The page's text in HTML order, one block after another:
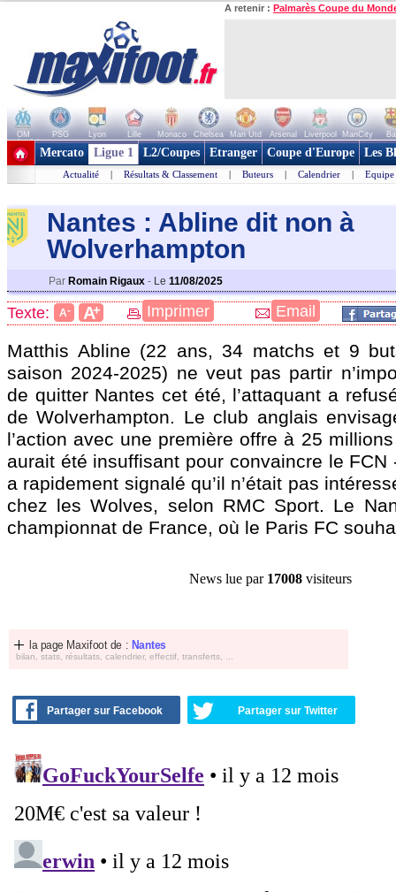
A retenir : Palmarès Coupe du
OM PSG Lyon Lille Monaco Chelsea Man Utd Arsenal Liverpool ManCity
+ de clubs
Mercato Ligue 1 L2/Coupes Etranger Coupe d'Europe Les
Actualité | Résultats & Classement | Buteurs | Calendrier | Equipe
Nantes : Abline dit non à
Wolverhampton
Par Romain Rigaux - Le 11/08/2025
Texte: A- A+ Imprimer Email
Matthis Abline (22 ans, 34 matchs et 9
saison 2024-2025) ne veut pas partir
de quitter Nantes cet été, l’attaquant a
de Wolverhampton. Le club anglais
l’action avec une première offre à 25
aurait été insuffisant pour convaincre le
a rapidement signalé qu’il n’était pas
chez les Wolves, selon RMC Sport. Le
championnat de France, où le Paris FC
News lue par 17008 visiteurs
la page Maxifoot de : Nantes
bilan, stats, résultats, calendrier, effectif, transferts, ...
Partager sur Facebook Partager sur Twitter